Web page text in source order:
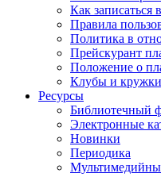
Как
Правила
Политика в
Прейскурант
Положение о
Клубы и кружки
Ресурсы
Библиотечный
Электронные
Новинки
Периодика